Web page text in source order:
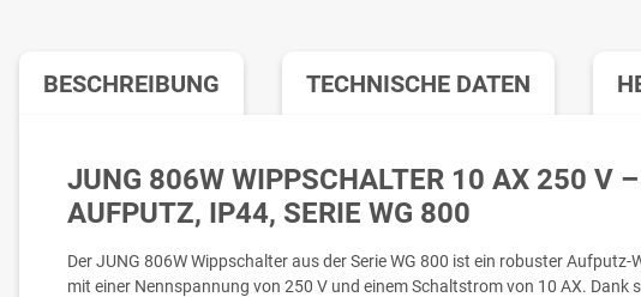
BESCHREIBUNG TECHNISCHE DATEN
JUNG 806W WIPPSCHALTER 10 AX 250 V –
AUFPUTZ, IP44, SERIE WG 800
Der JUNG 806W Wippschalter aus der Serie WG 800 ist ein robuster Aufputz-
mit einer Nennspannung von 250 V und einem Schaltstrom von 10 AX. Dank